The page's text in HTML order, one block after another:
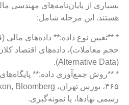
بسیاری از پایان‌نامه‌های مهندسی
هستند. این مرحله شامل:
* **تعیین نوع داده:** داده‌های مالی
حجم معاملات)، داده‌های اقتصاد
(Alternative Data).
* **روش جمع‌آوری داده:** پایگاه‌های
رسمی نهادها، یا نمونه‌گیری.